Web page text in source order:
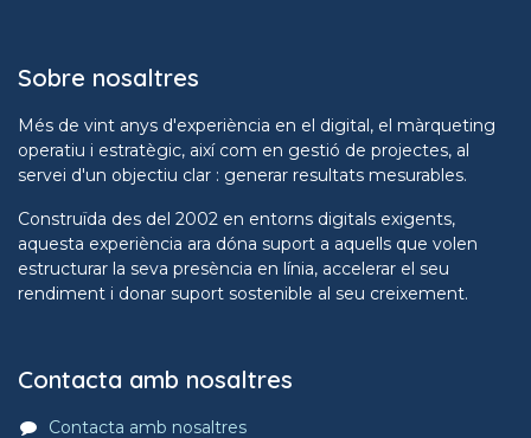
Sobre nosaltres
Més de vint anys d'experiència en el digital, el màrqueting
operatiu i estratègic, així com en gestió de projectes, al
servei d'un objectiu clar : generar resultats mesurables.
Construïda des del 2002 en entorns digitals exigents,
aquesta experiència ara dóna suport a aquells que volen
estructurar la seva presència en línia, accelerar el seu
rendiment i donar suport sostenible al seu creixement.
Contacta amb nosaltres
Contacta amb nosaltres